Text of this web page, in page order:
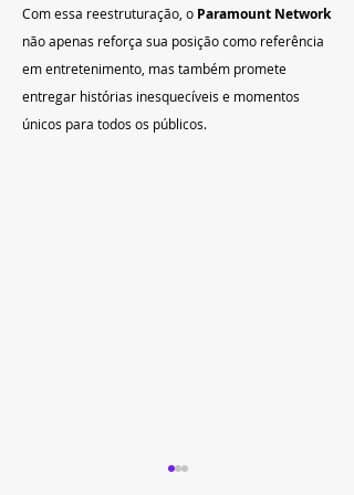
Com essa reestruturação, o Paramount Network
não apenas reforça sua posição como referência
em entretenimento, mas também promete
entregar histórias inesquecíveis e momentos
únicos para todos os públicos.